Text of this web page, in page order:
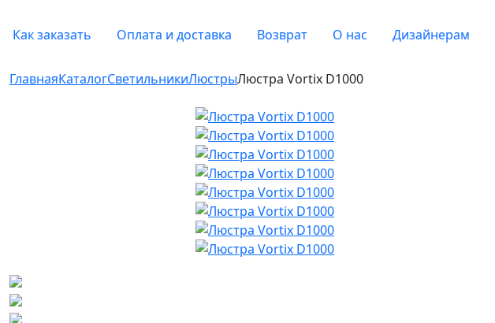
Как заказать Оплата и доставка Возврат О нас Дизайнерам
ГлавнаяКаталогСветильникиЛюстрыЛюстра Vortix D1000